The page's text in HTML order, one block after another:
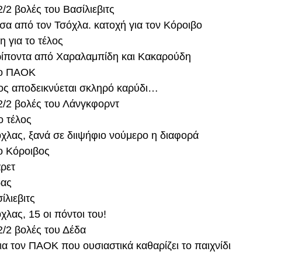
βολές του Βασίλιεβιτς
από τον Τσόχλα. κατοχή για τον Κόροιβο
για το τέλος
από Χαραλαμπίδη και Κακαρούδη
ΠΑΟΚ
αποδεικνύεται σκληρό καρύδι…
2 βολές του Λάνγκφορντ
τέλος
ξανά σε διιψήφιο νούμερο η διαφορά
Κόροιβος
15 οι πόντοι του!
2 βολές του Δέδα
τον ΠΑΟΚ που ουσιαστικά καθαρίζει το παιχνίδι